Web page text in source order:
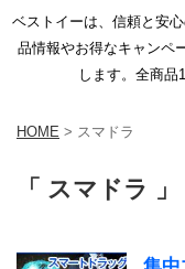
ベストイーは、信頼と安
品情報やお得なキャンペ
します。全商品
HOME > スマドラ
「 スマドラ